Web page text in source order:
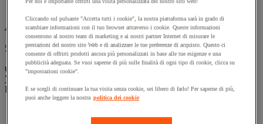
439,00 €IVA Escl.
535,58 € IVA incl.
unità
Vedi le 3 opzioni
Prodotto temporaneamente non disponibile, tornerà presto.
Cliccando sul pulsante "Accetta tutti i cookie", la nostra piattaforma sarà in grado di
scambiare informazioni con il tuo browser attraverso i cookie. Queste informazioni
consentono al nostro team di marketing e ai nostri partner Internet di misurare le
prestazioni del nostro sito Web e di analizzare le tue preferenze di acquisto. Questo ci
consente di offrirti prodotti ancora più personalizzati in base alle tue esigenze e una
pubblicità adeguata. Se vuoi saperne di più sulle finalità di ogni tipo di cookie, clicca su
"impostazioni cookie".
E se scegli di continuare la tua visita senza cookie, sei libero di farlo! Per saperne di più,
puoi anche leggere la nostra politica dei cookie